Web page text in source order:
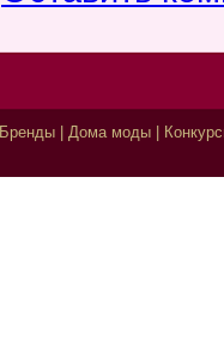
Бренды| Дома моды|